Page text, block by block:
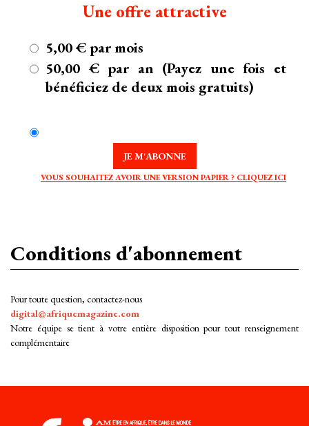
Une offre attractive
5,00 € par mois
50,00 € par an (Payez une fois et
bénéficiez de deux mois gratuits)
JE M'ABONNE
VOUS SOUHAITEZ AVOIR UNE VERSION PAPIER ? CLIQUEZ ICI
Conditions d'abonnement
Pour toute question, contactez-nous
digital@afriquemagazine.com
Notre équipe se tient à votre entière disposition pour tout renseignement
complémentaire